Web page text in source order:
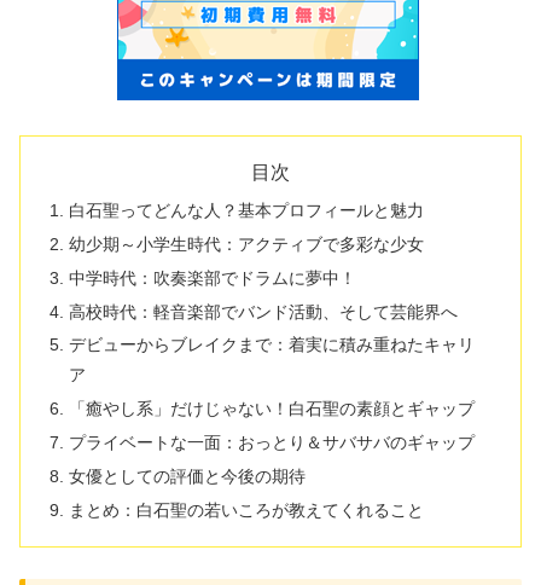
目次
白石聖ってどんな人？基本プロフィールと魅力
幼少期～小学生時代：アクティブで多彩な少女
中学時代：吹奏楽部でドラムに夢中！
高校時代：軽音楽部でバンド活動、そして芸能界へ
デビューからブレイクまで：着実に積み重ねたキャリ
ア
「癒やし系」だけじゃない！白石聖の素顔とギャップ
プライベートな一面：おっとり＆サバサバのギャップ
女優としての評価と今後の期待
まとめ：白石聖の若いころが教えてくれること